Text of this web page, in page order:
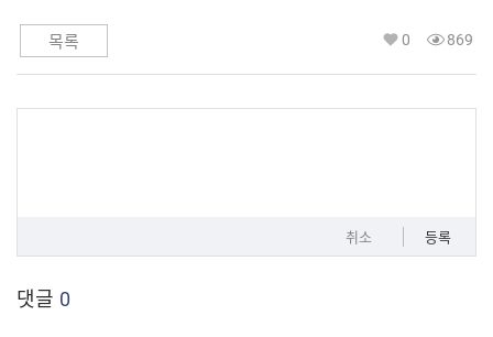
목록 0 869
취소 등록
댓글 0